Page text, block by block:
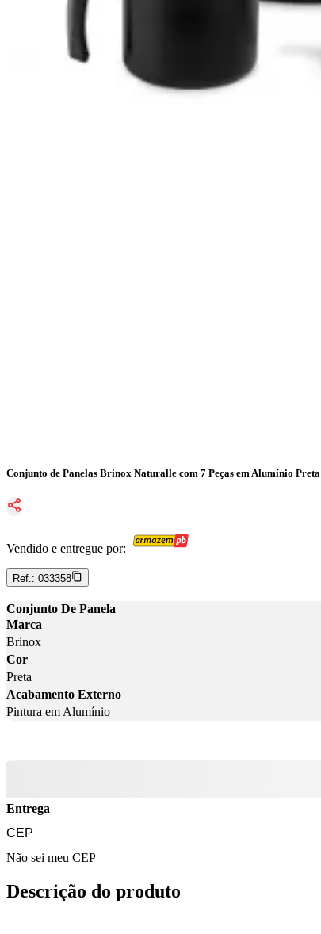
Conjunto de Panelas Brinox Naturalle com 7 Peças em Alumínio Preta
Vendido e entregue por:
Ref.: 033358
Conjunto De Panela
Marca
Brinox
Cor
Preta
Acabamento Externo
Pintura em Alumínio
Entrega
Não sei meu CEP
Descrição do produto